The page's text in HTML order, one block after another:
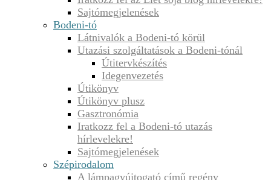
Sajtómegjelenések
Bodeni-tó
Látnivalók a Bodeni-tó körül
Utazási szolgáltatások a Bodeni-tónál
Útitervkészítés
Idegenvezetés
Útikönyv
Útikönyv plusz
Gasztronómia
Iratkozz fel a Bodeni-tó utazás
hírlevelekre!
Sajtómegjelenések
Szépirodalom
A lámpagyújtogató című regény